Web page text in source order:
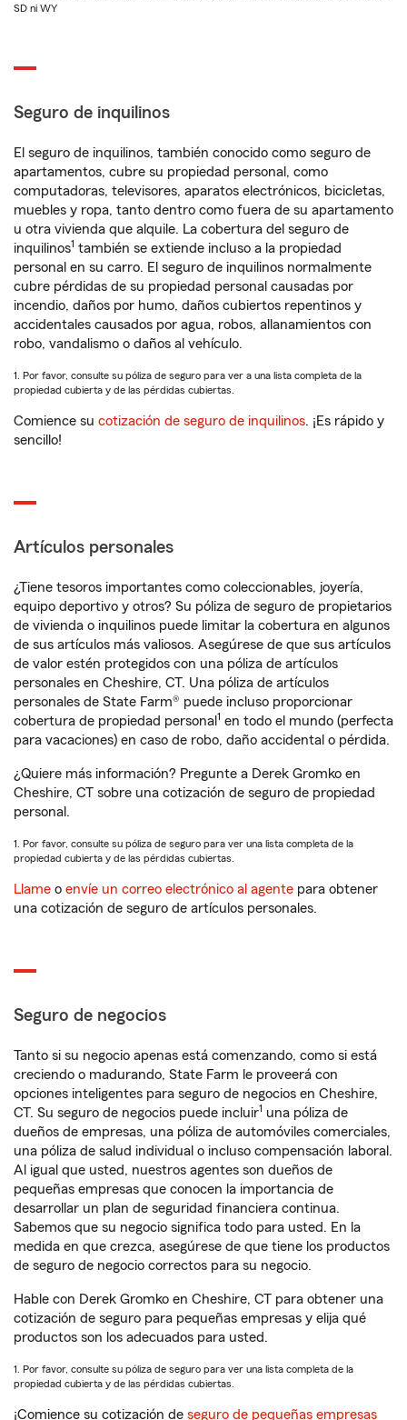
SD ni WY
Seguro de inquilinos
El seguro de inquilinos, también conocido como seguro de
apartamentos, cubre su propiedad personal, como
computadoras, televisores, aparatos electrónicos, bicicletas,
muebles y ropa, tanto dentro como fuera de su apartamento
u otra vivienda que alquile. La cobertura del seguro de
inquilinos1 también se extiende incluso a la propiedad
personal en su carro. El seguro de inquilinos normalmente
cubre pérdidas de su propiedad personal causadas por
incendio, daños por humo, daños cubiertos repentinos y
accidentales causados por agua, robos, allanamientos con
robo, vandalismo o daños al vehículo.
1. Por favor, consulte su póliza de seguro para ver a una lista completa de la
propiedad cubierta y de las pérdidas cubiertas.
Comience su cotización de seguro de inquilinos. ¡Es rápido y
sencillo!
Artículos personales
¿Tiene tesoros importantes como coleccionables, joyería,
equipo deportivo y otros? Su póliza de seguro de propietarios
de vivienda o inquilinos puede limitar la cobertura en algunos
de sus artículos más valiosos. Asegúrese de que sus artículos
de valor estén protegidos con una póliza de artículos
personales en Cheshire, CT. Una póliza de artículos
personales de State Farm® puede incluso proporcionar
cobertura de propiedad personal 1 en todo el mundo (perfecta
para vacaciones) en caso de robo, daño accidental o pérdida.
¿Quiere más información? Pregunte a Derek Gromko en
Cheshire, CT sobre una cotización de seguro de propiedad
personal.
1. Por favor, consulte su póliza de seguro para ver una lista completa de la
propiedad cubierta y de las pérdidas cubiertas.
Llame o envíe un correo electrónico al agente para obtener
una cotización de seguro de artículos personales.
Seguro de negocios
Tanto si su negocio apenas está comenzando, como si está
creciendo o madurando, State Farm le proveerá con
opciones inteligentes para seguro de negocios en Cheshire,
CT. Su seguro de negocios puede incluir1 una póliza de
dueños de empresas, una póliza de automóviles comerciales,
una póliza de salud individual o incluso compensación laboral.
Al igual que usted, nuestros agentes son dueños de
pequeñas empresas que conocen la importancia de
desarrollar un plan de seguridad financiera continua.
Sabemos que su negocio significa todo para usted. En la
medida en que crezca, asegúrese de que tiene los productos
de seguro de negocio correctos para su negocio.
Hable con Derek Gromko en Cheshire, CT para obtener una
cotización de seguro para pequeñas empresas y elija qué
productos son los adecuados para usted.
1. Por favor, consulte su póliza de seguro para ver una lista completa de la
propiedad cubierta y de las pérdidas cubiertas.
¡Comience su cotización de seguro de pequeñas empresas